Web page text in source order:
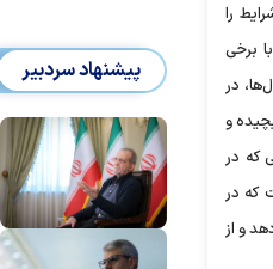
را
برخی
در
و
که در
که در
و از
پیشنهاد سردبیر